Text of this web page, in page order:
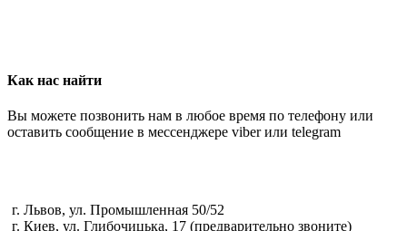
Как нас найти
Вы можете позвонить нам в любое время по телефону или
оставить сообщение в мессенджере viber или telegram
г. Львов, ул. Промышленная 50/52
г. Киев, ул. Глибочицька, 17 (предварительно звоните)